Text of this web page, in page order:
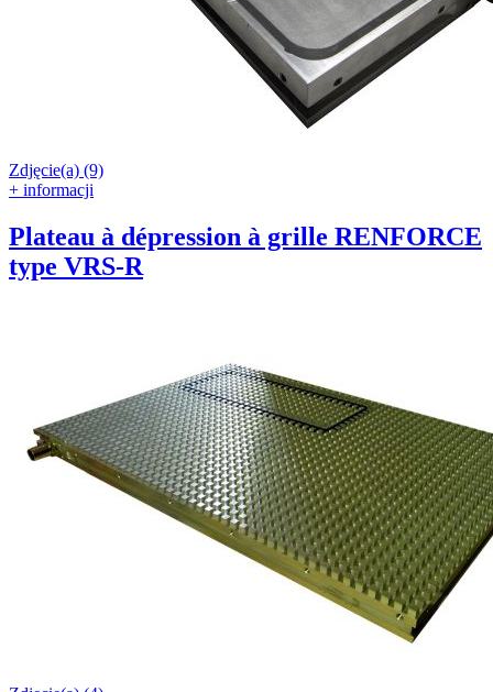
Zdjęcie(a) (9)
+ informacji
Plateau à dépression à grille RENFORCE
type VRS-R